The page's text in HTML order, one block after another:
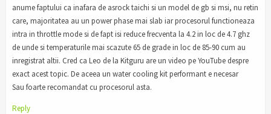
anume faptului ca inafara de asrock taichi si un model de gb si msi, nu retin
care, majoritatea au un power phase mai slab iar procesorul functioneaza
intra in throttle mode si de fapt isi reduce frecventa la 4.2 in loc de 4.7 ghz
de unde si temperaturile mai scazute 65 de grade in loc de 85-90 cum au
inregistrat altii. Cred ca Leo de la Kitguru are un video pe YouTube despre
exact acest topic. De aceea un water cooling kit performant e necesar
Sau foarte recomandat cu procesorul asta.
Reply